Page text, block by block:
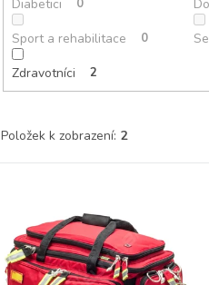
Diabetici 0
Sport a rehabilitace 0
Zdravotníci 2
Položek k zobrazení: 2